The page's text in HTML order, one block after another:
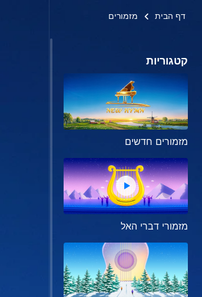
דף הבית מזמורים
קטגוריות
מזמורים חדשים
מזמורי דברי האל